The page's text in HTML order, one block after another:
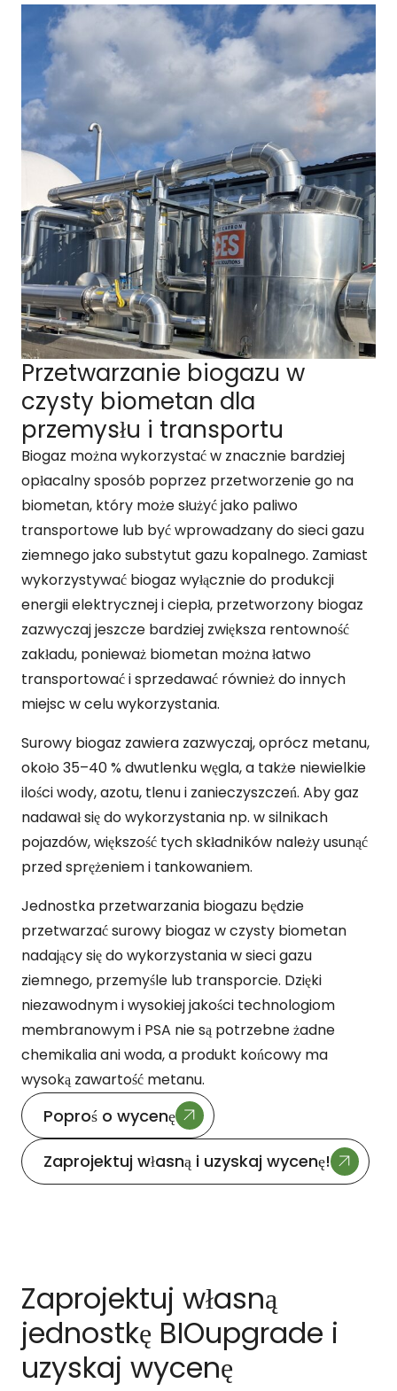
Przetwarzanie biogazu w
czysty biometan dla
przemysłu i transportu
Biogaz można wykorzystać w znacznie bardziej
opłacalny sposób poprzez przetworzenie go na
biometan, który może służyć jako paliwo
transportowe lub być wprowadzany do sieci gazu
ziemnego jako substytut gazu kopalnego. Zamiast
wykorzystywać biogaz wyłącznie do produkcji
energii elektrycznej i ciepła, przetworzony biogaz
zazwyczaj jeszcze bardziej zwiększa rentowność
zakładu, ponieważ biometan można łatwo
transportować i sprzedawać również do innych
miejsc w celu wykorzystania.
Surowy biogaz zawiera zazwyczaj, oprócz metanu,
około 35–40 % dwutlenku węgla, a także niewielkie
ilości wody, azotu, tlenu i zanieczyszczeń. Aby gaz
nadawał się do wykorzystania np. w silnikach
pojazdów, większość tych składników należy usunąć
przed sprężeniem i tankowaniem.
Jednostka przetwarzania biogazu będzie
przetwarzać surowy biogaz w czysty biometan
nadający się do wykorzystania w sieci gazu
ziemnego, przemyśle lub transporcie. Dzięki
niezawodnym i wysokiej jakości technologiom
membranowym i PSA nie są potrzebne żadne
chemikalia ani woda, a produkt końcowy ma
wysoką zawartość metanu.
Poproś o wycenę
Zaprojektuj własną i uzyskaj wycenę!
Zaprojektuj własną
jednostkę BIOupgrade i
uzyskaj wycenę